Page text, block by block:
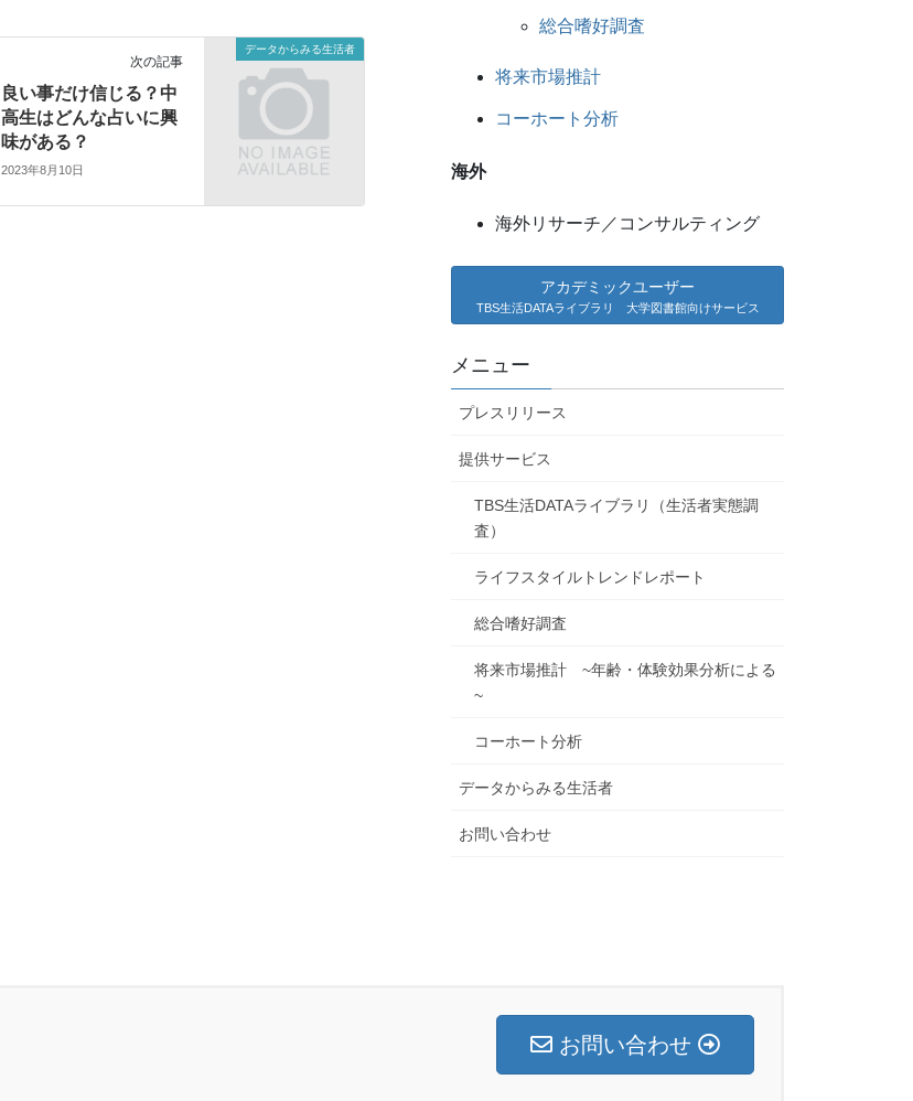
データからみる生活者
次の記事
良い事だけ信じる？中
高生はどんな占いに興
味がある？
2023年8月10日
総合嗜好調査
将来市場推計
コーホート分析
海外
海外リサーチ／コンサルティング
アカデミックユーザー
TBS生活DATAライブラリ 大学図書館向けサービス
メニュー
プレスリリース
提供サービス
TBS生活DATAライブラリ（生活者実態調
査）
ライフスタイルトレンドレポート
総合嗜好調査
将来市場推計 ~年齢・体験効果分析による
~
コーホート分析
データからみる生活者
お問い合わせ
お問い合わせ